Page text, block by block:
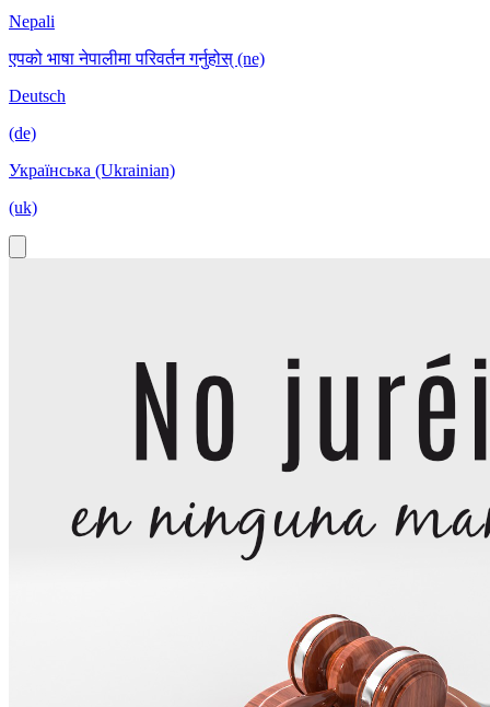
Nepali
एपको भाषा नेपालीमा परिवर्तन गर्नुहोस् (ne)
Deutsch
(de)
Українська (Ukrainian)
(uk)